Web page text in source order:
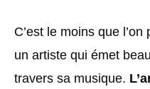
C’est le moins que l’on
un artiste qui émet
travers sa musique.